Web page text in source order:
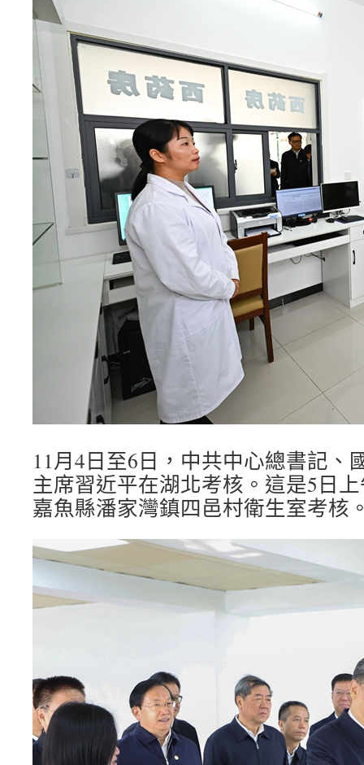
11月4日至6日，中共中心總書記、
主席習近平在湖北考核。這是5日
嘉魚縣潘家灣鎮四邑村衛生室考核